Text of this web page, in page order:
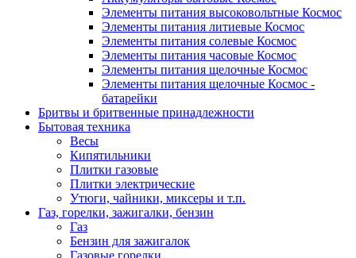
Элементы питания высоковольтные Космос
Элементы питания литиевые Космос
Элементы питания солевые Космос
Элементы питания часовые Космос
Элементы питания щелочные Космос
Элементы питания щелочные Космос -
батарейки
Бритвы и бритвенные принадлежности
Бытовая техника
Весы
Кипятильники
Плитки газовые
Плитки электрические
Утюги, чайники, миксеры и т.п.
Газ, горелки, зажигалки, бензин
Газ
Бензин для зажигалок
Газовые горелки